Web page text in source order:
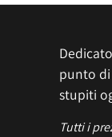
punto
stupiti
Tutti i